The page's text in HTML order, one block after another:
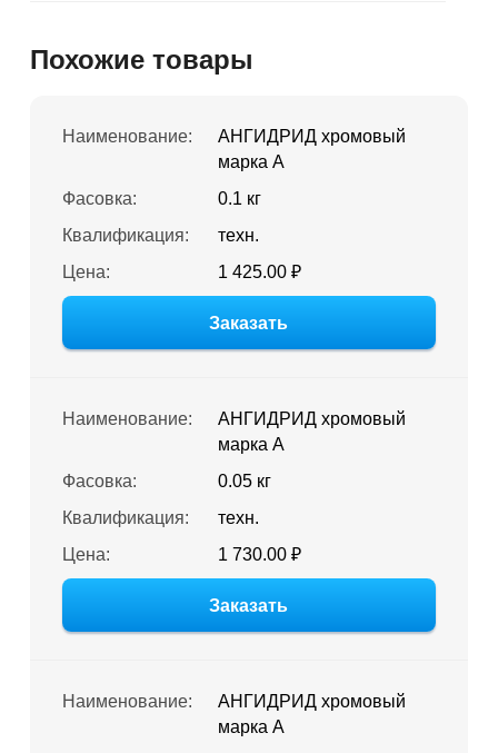
Похожие товары
Наименование:
АНГИДРИД хромовый
марка А
Фасовка:
0.1 кг
Квалификация:
техн.
Цена:
1 425.00 ₽
Заказать
Наименование:
АНГИДРИД хромовый
марка А
Фасовка:
0.05 кг
Квалификация:
техн.
Цена:
1 730.00 ₽
Заказать
Наименование:
АНГИДРИД хромовый
марка А